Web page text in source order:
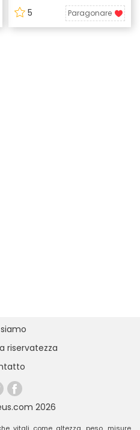
5 Paragonare
2026
riservatezza